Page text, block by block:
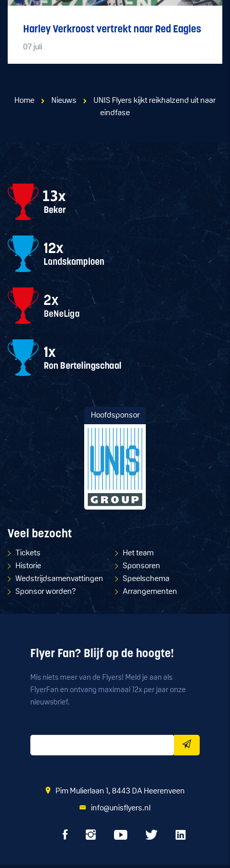
Harley Verkroost vertrekt naar Red Eagles
07 juli
Home Nieuws
UNIS Flyers kijkt reikhalzend uit naar
eindfase
Hoofdsponsor
Veel bezocht
Tickets
Het team
Historie
Sponsoren
Wedstrijdsamenvattingen
Speelschema
Sponsor worden?
Arrangementen
Flyer Fan? Blijf op de hoogte!
Mis niets meer van de Flyers! Meld je aan als
FlyerFan en ontvang maximaal 12x per jaar onze
nieuwsbrief.
Pim Mulierlaan 1, 8443 DA Heerenveen
info@unisflyers.nl